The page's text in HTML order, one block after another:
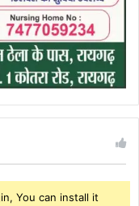
You can install it